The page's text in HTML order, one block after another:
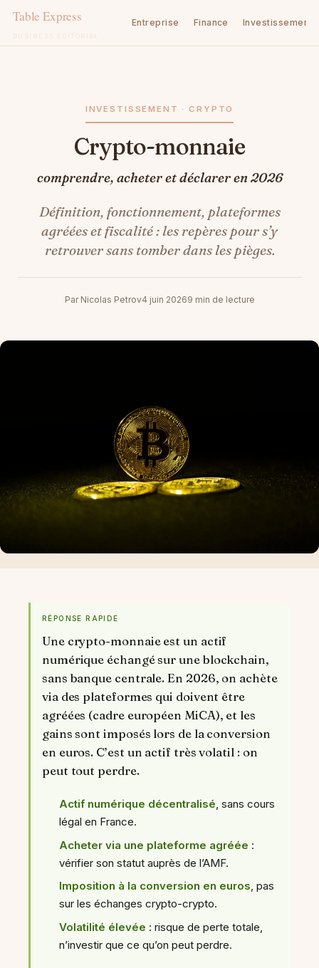
Entreprise Finance Investissement
INVESTISSEMENT · CRYPTO
Crypto-monnaie
comprendre, acheter et déclarer en 2026
Définition, fonctionnement, plateformes
agréées et fiscalité : les repères pour s’y
retrouver sans tomber dans les pièges.
Par Nicolas Petrov4 juin 20269 min de lecture
RÉPONSE RAPIDE
Une crypto-monnaie est un actif
numérique échangé sur une blockchain,
sans banque centrale. En 2026, on achète
via des plateformes qui doivent être
agréées (cadre européen MiCA), et les
gains sont imposés lors de la conversion
en euros. C’est un actif très volatil : on
peut tout perdre.
Actif numérique décentralisé, sans cours
légal en France.
Acheter via une plateforme agréée :
vérifier son statut auprès de l’AMF.
Imposition à la conversion en euros, pas
sur les échanges crypto-crypto.
Volatilité élevée : risque de perte totale,
n’investir que ce qu’on peut perdre.